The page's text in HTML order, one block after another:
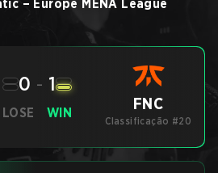
– Europe MENA League
LOSE
0 - 1
WIN FNC
Classificação #20